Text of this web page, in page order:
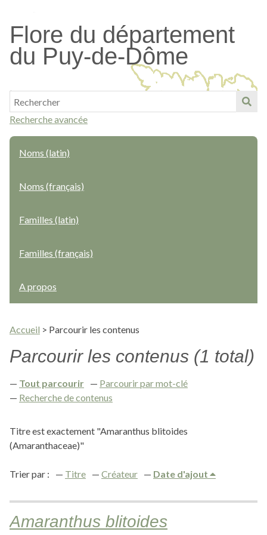
contenu
principal
Flore du département
du Puy-de-Dôme
Recherche avancée
Noms (latin)
Noms (français)
Familles (latin)
Familles (français)
A propos
Accueil > Parcourir les contenus
Parcourir les contenus (1 total)
Tout parcourir
Parcourir par mot-clé
Recherche de contenus
Titre est exactement "Amaranthus blitoides
(Amaranthaceae)"
Trier par : Titre Créateur Date d'ajout
Amaranthus blitoides